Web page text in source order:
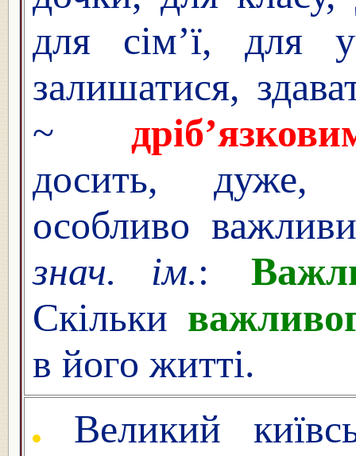
для сім’ї, для
залишатися,
~
досить, дуже,
особливо
знач. ім.:
Скільки
в його житті.
Великий